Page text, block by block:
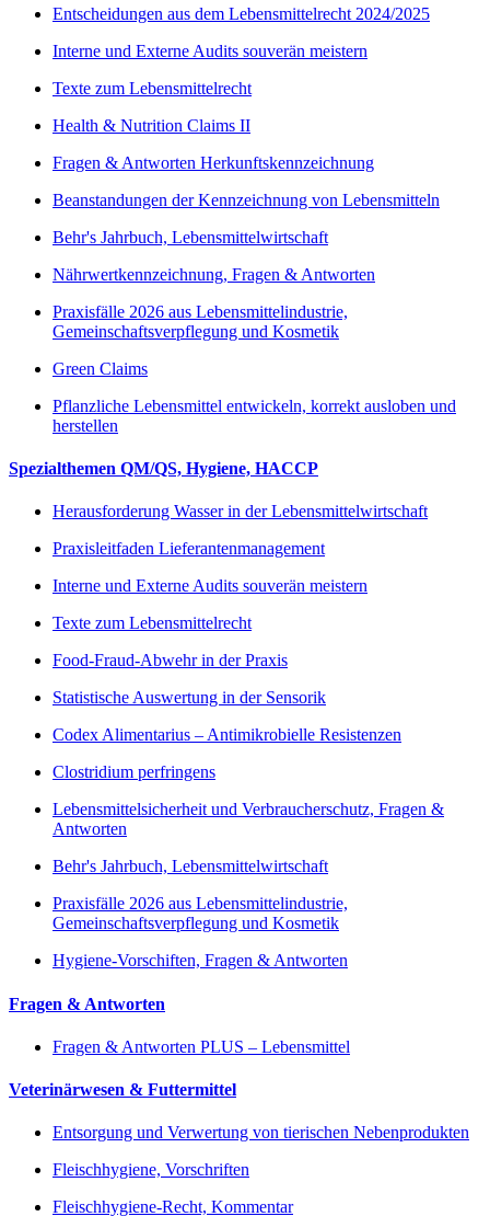
Entscheidungen aus dem Lebensmittelrecht 2024/2025
Interne und Externe Audits souverän meistern
Texte zum Lebensmittelrecht
Health & Nutrition Claims II
Fragen & Antworten Herkunftskennzeichnung
Beanstandungen der Kennzeichnung von Lebensmitteln
Behr's Jahrbuch, Lebensmittelwirtschaft
Nährwertkennzeichnung, Fragen & Antworten
Praxisfälle 2026 aus Lebensmittelindustrie,
Gemeinschaftsverpflegung und Kosmetik
Green Claims
Pflanzliche Lebensmittel entwickeln, korrekt ausloben und
herstellen
Spezialthemen QM/QS, Hygiene, HACCP
Herausforderung Wasser in der Lebensmittelwirtschaft
Praxisleitfaden Lieferantenmanagement
Interne und Externe Audits souverän meistern
Texte zum Lebensmittelrecht
Food-Fraud-Abwehr in der Praxis
Statistische Auswertung in der Sensorik
Codex Alimentarius – Antimikrobielle Resistenzen
Clostridium perfringens
Lebensmittelsicherheit und Verbraucherschutz, Fragen &
Antworten
Behr's Jahrbuch, Lebensmittelwirtschaft
Praxisfälle 2026 aus Lebensmittelindustrie,
Gemeinschaftsverpflegung und Kosmetik
Hygiene-Vorschiften, Fragen & Antworten
Fragen & Antworten
Fragen & Antworten PLUS – Lebensmittel
Veterinärwesen & Futtermittel
Entsorgung und Verwertung von tierischen Nebenprodukten
Fleischhygiene, Vorschriften
Fleischhygiene-Recht, Kommentar